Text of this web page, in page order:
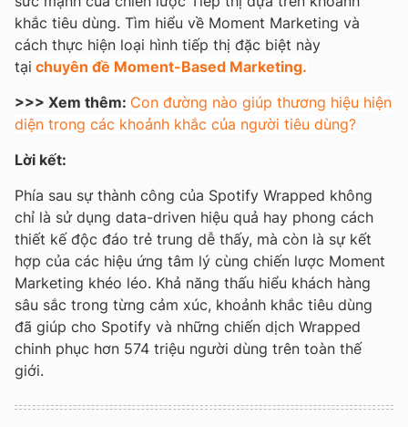
khắc tiêu dùng. Tìm hiểu về Moment Marketing và
cách thực hiện loại hình tiếp thị đặc biệt này
tại chuyên đề Moment-Based Marketing.
>>> Xem thêm: Con đường nào giúp thương hiệu hiện
diện trong các khoảnh khắc của người tiêu dùng?
Lời kết:
Phía sau sự thành công của Spotify Wrapped không
chỉ là sử dụng data-driven hiệu quả hay phong cách
thiết kế độc đáo trẻ trung dễ thấy, mà còn là sự kết
hợp của các hiệu ứng tâm lý cùng chiến lược Moment
Marketing khéo léo. Khả năng thấu hiểu khách hàng
sâu sắc trong từng cảm xúc, khoảnh khắc tiêu dùng
đã giúp cho Spotify và những chiến dịch Wrapped
chinh phục hơn 574 triệu người dùng trên toàn thế
giới.